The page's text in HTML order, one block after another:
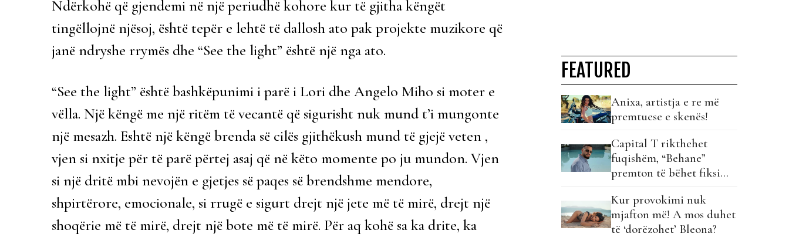
Ndërkohë që gjendemi në një periudhë kohore kur të gjitha këngët
tingëllojnë njësoj, është tepër e lehtë të dallosh ato pak projekte muzikore që
janë ndryshe rrymës dhe “See the light” është një nga ato.
“See the light” është bashkëpunimi i parë i Lori dhe Angelo Miho si moter e
vëlla. Një këngë me një ritëm të vecantë që sigurisht nuk mund t’i mungonte
një mesazh. Eshtë një këngë brenda së cilës gjithëkush mund të gjejë veten ,
vjen si nxitje për të parë përtej asaj që në këto momente po ju mundon. Vjen
si një dritë mbi nevojën e gjetjes së paqes së brendshme mendore,
shpirtërore, emocionale, si rrugë e sigurt drejt një jete më të mirë, drejt një
shoqërie më të mirë, drejt një bote më të mirë. Për aq kohë sa ka drite, ka
FEATURED
Anixa, artistja e re më
premtuese e skenës!
Capital T rikthehet
fuqishëm, “Behane”
premton të bëhet fiksimi
Kur provokimi nuk
mjafton më! A mos duhet
të ‘dorëzohet’ Bleona?